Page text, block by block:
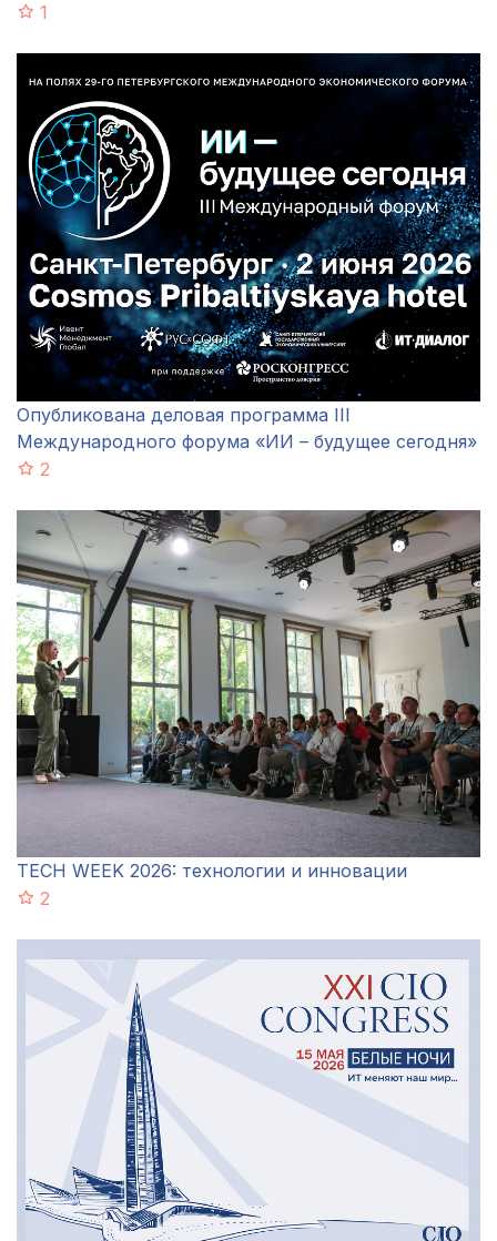
1
Опубликована деловая программа III
Международного форума «ИИ – будущее сегодня»
2
TECH WEEK 2026: технологии и инновации
2